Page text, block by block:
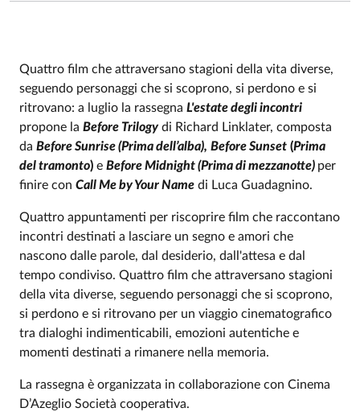
Event description
Quattro film che attraversano stagioni della vita diverse,
seguendo personaggi che si scoprono, si perdono e si
ritrovano: a luglio la rassegna L'estate degli incontri
propone la Before Trilogy di Richard Linklater, composta
da Before Sunrise (Prima dell’alba), Before Sunset (Prima
del tramonto) e Before Midnight (Prima di mezzanotte) per
finire con Call Me by Your Name di Luca Guadagnino.
Quattro appuntamenti per riscoprire film che raccontano
incontri destinati a lasciare un segno e amori che
nascono dalle parole, dal desiderio, dall'attesa e dal
tempo condiviso. Quattro film che attraversano stagioni
della vita diverse, seguendo personaggi che si scoprono,
si perdono e si ritrovano per un viaggio cinematografico
tra dialoghi indimenticabili, emozioni autentiche e
momenti destinati a rimanere nella memoria.
La rassegna è organizzata in collaborazione con Cinema
D’Azeglio Società cooperativa.